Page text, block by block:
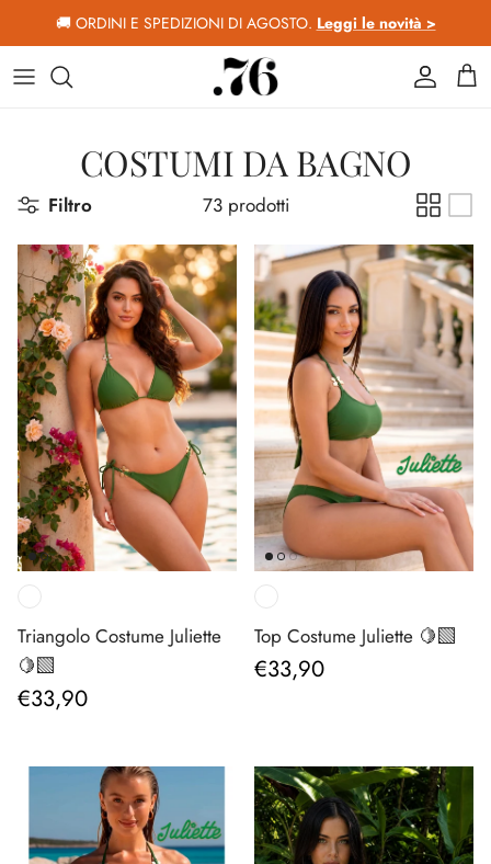
Passa ai contenuti
🚚 ORDINI E SPEDIZIONI DI AGOSTO. Leggi le novità >
Account
COSTUMI DA BAGNO
Filtro 73 prodotti
Triangolo Costume Juliette
🍋‍🟩
Prezzo normale
€33,90
Top Costume Juliette 🍋‍🟩
Prezzo normale
€33,90